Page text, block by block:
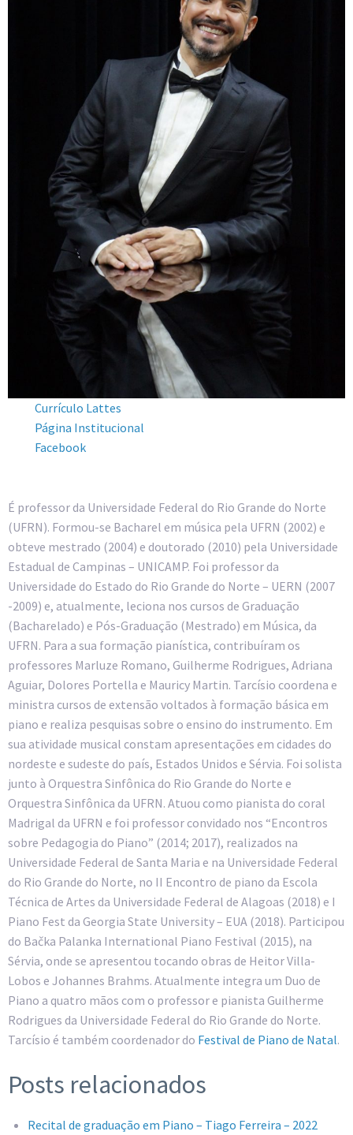
Currículo Lattes
Página Institucional
Facebook
É professor da Universidade Federal do Rio Grande do Norte
(UFRN). Formou-se Bacharel em música pela UFRN (2002) e
obteve mestrado (2004) e doutorado (2010) pela Universidade
Estadual de Campinas – UNICAMP. Foi professor da
Universidade do Estado do Rio Grande do Norte – UERN (2007
-2009) e, atualmente, leciona nos cursos de Graduação
(Bacharelado) e Pós-Graduação (Mestrado) em Música, da
UFRN. Para a sua formação pianística, contribuíram os
professores Marluze Romano, Guilherme Rodrigues, Adriana
Aguiar, Dolores Portella e Mauricy Martin. Tarcísio coordena e
ministra cursos de extensão voltados à formação básica em
piano e realiza pesquisas sobre o ensino do instrumento. Em
sua atividade musical constam apresentações em cidades do
nordeste e sudeste do país, Estados Unidos e Sérvia. Foi solista
junto à Orquestra Sinfônica do Rio Grande do Norte e
Orquestra Sinfônica da UFRN. Atuou como pianista do coral
Madrigal da UFRN e foi professor convidado nos “Encontros
sobre Pedagogia do Piano” (2014; 2017), realizados na
Universidade Federal de Santa Maria e na Universidade Federal
do Rio Grande do Norte, no II Encontro de piano da Escola
Técnica de Artes da Universidade Federal de Alagoas (2018) e I
Piano Fest da Georgia State University – EUA (2018). Participou
do Bačka Palanka International Piano Festival (2015), na
Sérvia, onde se apresentou tocando obras de Heitor Villa-
Lobos e Johannes Brahms. Atualmente integra um Duo de
Piano a quatro mãos com o professor e pianista Guilherme
Rodrigues da Universidade Federal do Rio Grande do Norte.
Tarcísio é também coordenador do Festival de Piano de Natal.
Posts relacionados
Recital de graduação em Piano – Tiago Ferreira – 2022